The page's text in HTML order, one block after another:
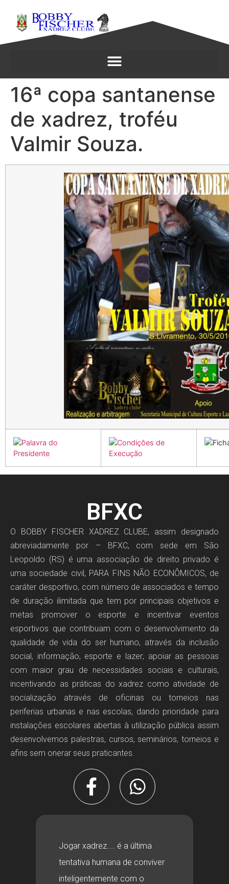
16ª copa santanense
de xadrez, troféu
Valmir Souza.
BFXC
O BOBBY FISCHER XADREZ CLUBE, assim designado
abreviadamente por – BFXC, com sede em São
Leopoldo (RS) é uma associação de direito privado é
uma sociedade civil, PARA FINS NÃO ECONÔMICOS, de
caráter desportivo, com número de associados e tempo
de duração ilimitada que tem por principais objetivos e
metas promover o esporte e incentivar eventos
esportivos que contribuam com o desenvolvimento da
qualidade de vida do ser humano, através da inclusão
social, informação, esporte e lazer; apoiar as pessoas
com maior grau de necessidades sociais e culturais,
incentivando as práticas do xadrez como atividade de
socialização através de oficinas ou torneios nas
periferias urbanas e nas escolas, dando prioridade para
instalações escolares abertas à utilização pública assim
desenvolvemos palestras, cursos, seminários, torneios e
afins sem onerar seus praticantes.
Jogar xadrez.... é a última
tentativa humana de conviver
inteligentemente com o